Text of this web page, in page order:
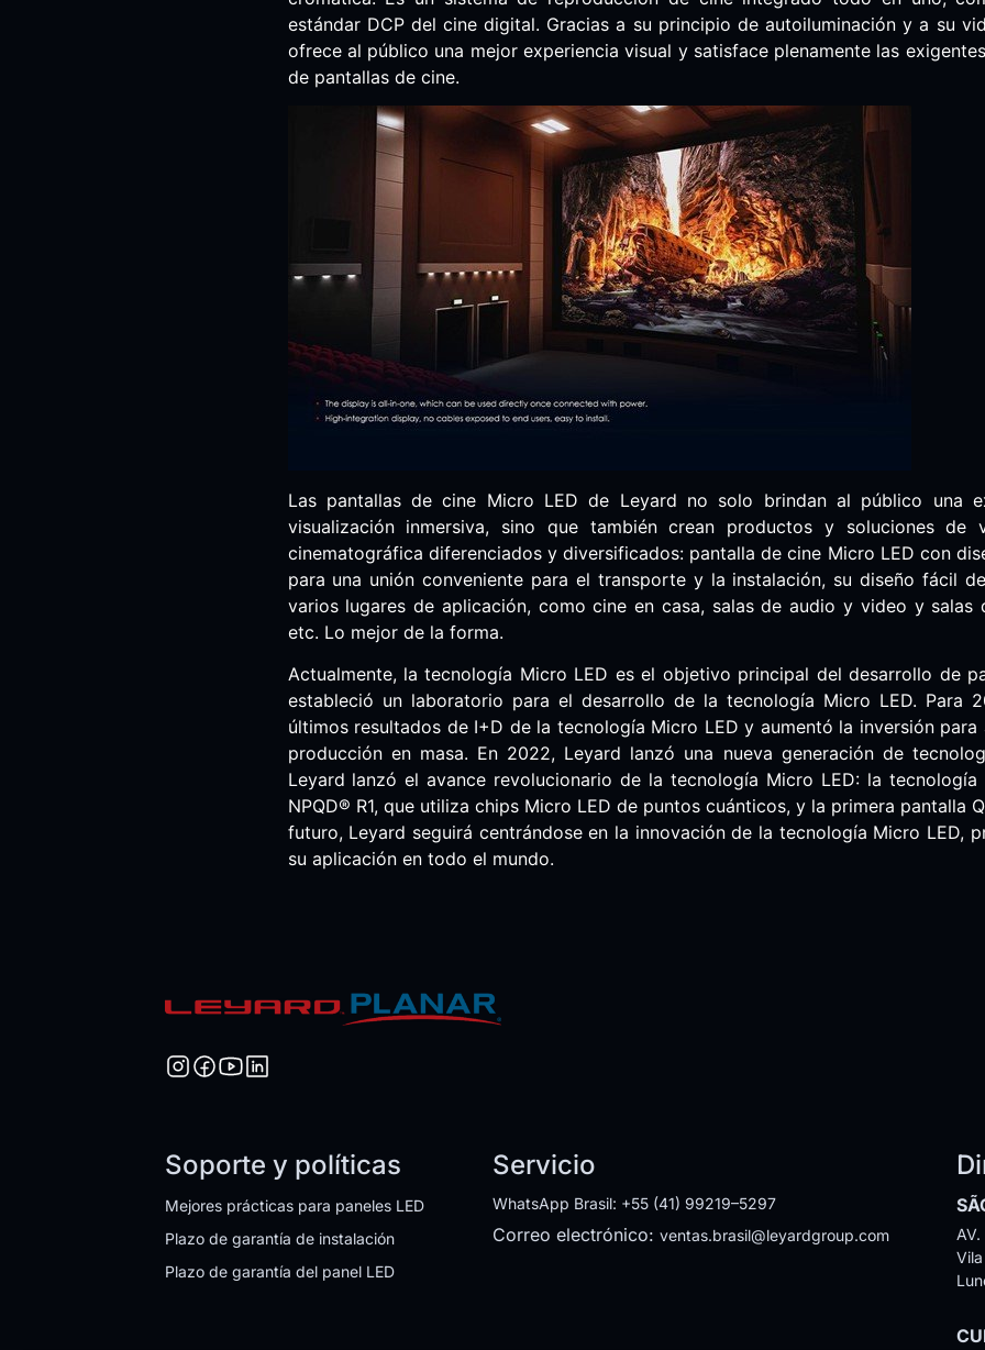
estándar DCP del cine digital. Gracias a su principio de autoiluminación y a su
ofrece al público una mejor experiencia visual y satisface plenamente las
de pantallas de cine.
Las pantallas de cine Micro LED de Leyard no solo brindan al público una
visualización inmersiva, sino que también crean productos y soluciones de
cinematográfica diferenciados y diversificados: pantalla de cine Micro LED con
para una unión conveniente para el transporte y la instalación, su diseño fácil
varios lugares de aplicación, como cine en casa, salas de audio y video y salas
etc. Lo mejor de la forma.
Actualmente, la tecnología Micro LED es el objetivo principal del desarrollo de
estableció un laboratorio para el desarrollo de la tecnología Micro LED. Para
últimos resultados de I+D de la tecnología Micro LED y aumentó la inversión
producción en masa. En 2022, Leyard lanzó una nueva generación de
Leyard lanzó el avance revolucionario de la tecnología Micro LED: la tecnología
NPQD® R1, que utiliza chips Micro LED de puntos cuánticos, y la primera pantalla
futuro, Leyard seguirá centrándose en la innovación de la tecnología Micro LED,
su aplicación en todo el mundo.
Soporte y políticas
Mejores prácticas para paneles LED
Plazo de garantía de instalación
Plazo de garantía del panel LED
Servicio
WhatsApp Brasil: +55 (41) 99219–5297
Correo electrónico: ventas.brasil@leyardgroup.com